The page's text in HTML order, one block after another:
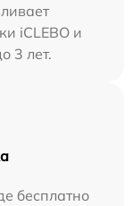
iCLEBO и
3 лет.
бесплатно